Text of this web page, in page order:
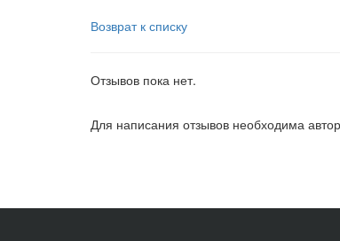
Возврат к списку
Отзывов пока нет.
Для написания отзывов необходима